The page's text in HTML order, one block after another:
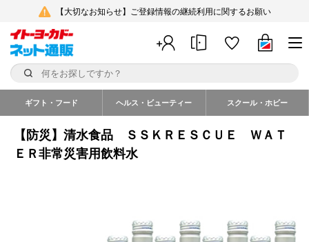
【大切なお知らせ】ご登録情報の継続利用に関するお願い
ギフト・フード ヘルス・ビューティー スクール・ホビー
【防災】清水食品 ＳＳＫＲＥＳＣＵＥ ＷＡＴ
ＥＲ非常災害用飲料水